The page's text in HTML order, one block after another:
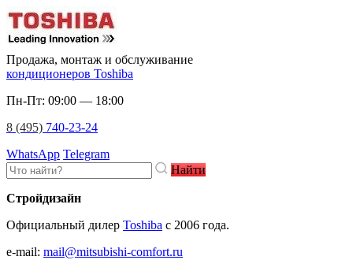
Продажа, монтаж и обслуживание
кондиционеров Toshiba
Пн-Пт: 09:00 — 18:00
8 (495) 740-23-24
WhatsApp Telegram
Найти
Стройдизайн
Официальный дилер Toshiba c 2006 года.
e-mail: mail@mitsubishi-comfort.ru